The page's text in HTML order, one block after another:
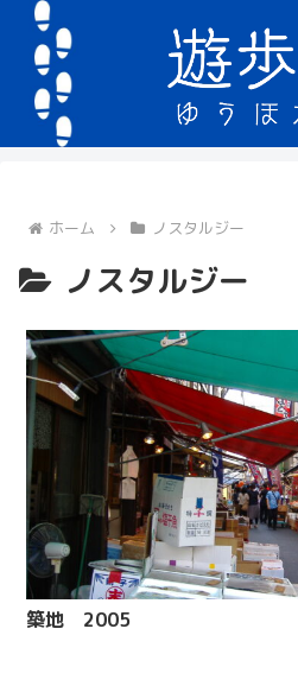
ホーム ノスタルジー
ノスタルジー
築地 2005